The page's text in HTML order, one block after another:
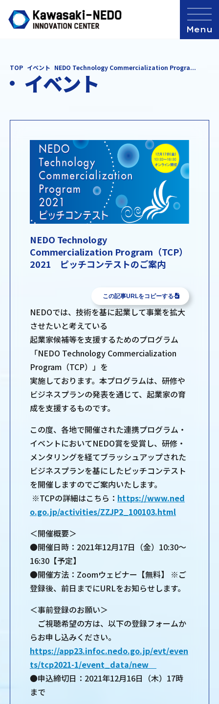
TOP イベント NEDO Technology Commercialization Progra...
イベント
NEDO Technology
Commercialization Program（TCP）
2021 ピッチコンテストのご案内
この記事URLをコピーする
NEDOでは、技術を基に起業して事業を拡大
させたいと考えている
起業家候補等を支援するためのプログラム
「NEDO Technology Commercialization
Program（TCP）」を
実施しております。本プログラムは、研修や
ビジネスプランの発表を通じて、起業家の育
成を支援するものです。
この度、各地で開催された連携プログラム・
イベントにおいてNEDO賞を受賞し、研修・
メンタリングを経てブラッシュアップされた
ビジネスプランを基にしたピッチコンテスト
を開催しますのでご案内いたします。
※TCPの詳細はこちら： https://www.ned
o.go.jp/activities/ZZJP2_100103.html
＜開催概要＞
●開催日時：2021年12月17日（金）10:30～
16:30【予定】
●開催方法：Zoomウェビナー【無料】 ※ご
登録後、前日までにURLをお知らせします。
＜事前登録のお願い＞
ご視聴希望の方は、以下の登録フォームか
らお申し込みください。
https://app23.infoc.nedo.go.jp/evt/even
ts/tcp2021-1/event_data/new
●申込締切日：2021年12月16日（木）17時
まで